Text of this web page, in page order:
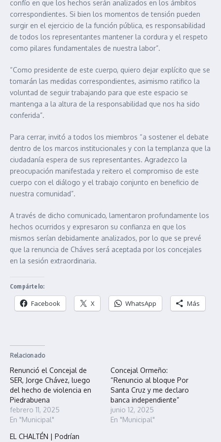
confío en que los hechos serán analizados en los ámbitos
correspondientes. Si bien los momentos de tensión pueden
surgir en el ejercicio de la función pública, es responsabilidad
de todos los representantes mantener la cordura y el respeto
como pilares fundamentales de nuestra labor”.
“Como presidente de este cuerpo, quiero dejar explícito que se
tomarán las medidas correspondientes, asimismo ratifico la
voluntad de seguir trabajando para que este espacio se
mantenga a la altura de la responsabilidad que nos ha sido
conferida”.
Para cerrar, invitó a todos los miembros “a sostener el debate
dentro de los marcos institucionales y con la templanza que la
ciudadanía espera de sus representantes. Agradezco la
preocupación manifestada y reitero el compromiso de este
cuerpo con el diálogo y el trabajo conjunto en beneficio de
nuestra comunidad”.
A través de dicho comunicado, lamentaron profundamente los
hechos ocurridos y expresaron su confianza en que los
mismos serían debidamente analizados, por lo que se prevé
que la renuncia de Cháves será aceptada por los concejales
en la sesión extraordinaria.
Compártelo:
Facebook X WhatsApp Más
Relacionado
Renunció el Concejal de
SER, Jorge Chávez, luego
del hecho de violencia en
Piedrabuena
febrero 11, 2025
En "Municipal"
Concejal Ormeño:
“Renuncio al bloque Por
Santa Cruz y me declaro
banca independiente”
junio 12, 2025
En "Municipal"
EL CHALTÉN | Podrían